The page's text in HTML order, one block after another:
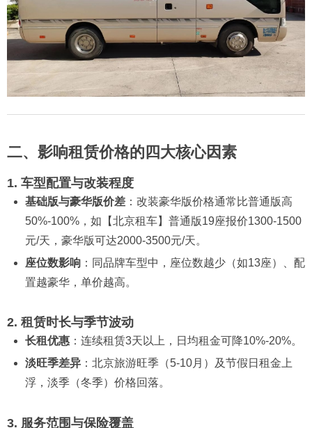
二、影响租赁价格的四大核心因素
1. 车型配置与改装程度
基础版与豪华版价差：改装豪华版价格通常比普通版高
50%-100%，如【北京租车】普通版19座报价1300-1500
元/天，豪华版可达2000-3500元/天。
座位数影响：同品牌车型中，座位数越少（如13座）、配
置越豪华，单价越高。
2. 租赁时长与季节波动
长租优惠：连续租赁3天以上，日均租金可降10%-20%。
淡旺季差异：北京旅游旺季（5-10月）及节假日租金上
浮，淡季（冬季）价格回落。
3. 服务范围与保险覆盖